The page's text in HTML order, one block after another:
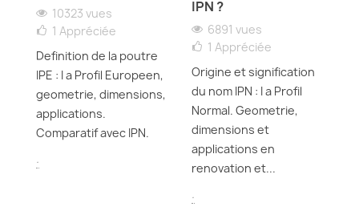
10323 vues
1 Appréciée
Definition de la poutre
IPE : I a Profil Europeen,
geometrie, dimensions,
applications.
Comparatif avec IPN.
.
IPN ?
6891 vues
1 Appréciée
Origine et signification
du nom IPN : I a Profil
Normal. Geometrie,
dimensions et
applications en
renovation et...
.